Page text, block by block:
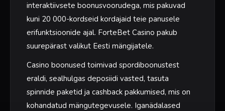
interaktiivsete boonusvoorudega, mis pakuvad
kuni 20 000-kordseid kordajaid teie panusele
erifunktsioonide ajal. ForteBet Casino pakub
suurepärast valikut Eesti mängijatele.
Casino boonused toimivad spordiboonustest
eraldi, sealhulgas deposiidi vasted, tasuta
spinnide paketid ja cashback pakkumised, mis on
kohandatud mängutegevusele. Iganädalased